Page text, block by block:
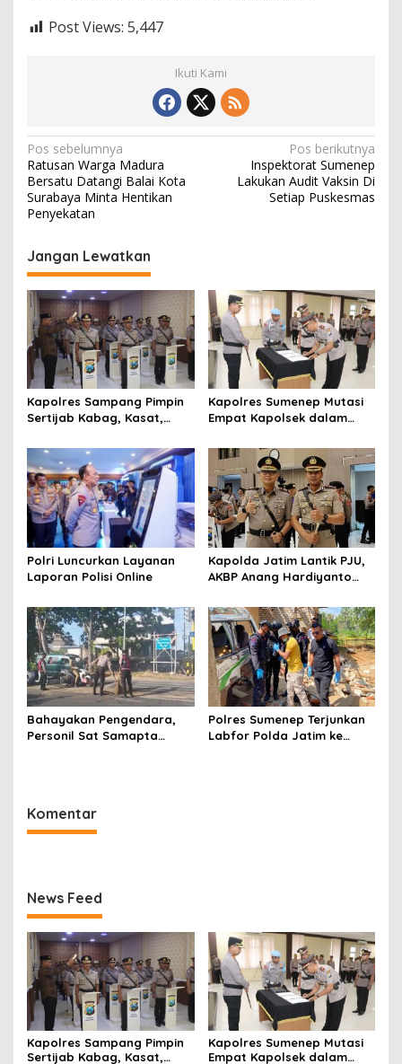
Post Views: 5,447
Ikuti Kami
N
a
v
i
g
a
s
i
p
o
s
Pos sebelumnya
Ratusan Warga Madura
Bersatu Datangi Balai Kota
Surabaya Minta Hentikan
Penyekatan
Pos berikutnya
Inspektorat Sumenep
Lakukan Audit Vaksin Di
Setiap Puskesmas
Jangan Lewatkan
Kapolres Sampang Pimpin
Sertijab Kabag, Kasat,
Kapolres Sumenep Mutasi
Empat Kapolsek dalam
Polri Luncurkan Layanan
Laporan Polisi Online
Kapolda Jatim Lantik PJU,
AKBP Anang Hardiyanto
Bahayakan Pengendara,
Personil Sat Samapta
Polres Sumenep Terjunkan
Labfor Polda Jatim ke
Komentar
News Feed
Kapolres Sampang Pimpin
Sertijab Kabag, Kasat,
Kapolres Sumenep Mutasi
Empat Kapolsek dalam